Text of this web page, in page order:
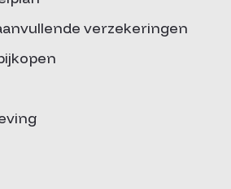
verzekeringen